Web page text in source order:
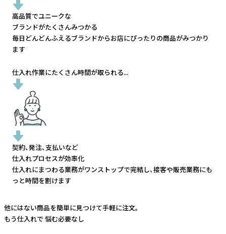
高品質でユニークな
ブランドがたくさんみつかる
毎日どんどんふえるブランドからお店にぴったりの商品がみつかり
ます
仕入れ作業にたくさん時間が取られる...
契約、発注、支払いなど
仕入れプロセスが効率化
仕入れにまつわる業務がワンストップで完結し、接客や販売業務にも
っと時間を割けます
他にはない商品を簡単に見つけて手軽に注文。
もう仕入れで 悩む必要なし